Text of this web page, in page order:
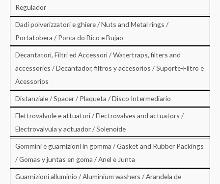
Regulador
Dadi polverizzatori e ghiere / Nuts and Metal rings /
Portatobera / Porca do Bico e Bujao
Decantatori, Filtri ed Accessori / Watertraps, filters and
accessories / Decantador, filtros y accesorios / Suporte-Filtro e
Acessorios
Distanziale / Spacer / Plaqueta / Disco Intermediario
Elettrovalvole e attuatori / Electrovalves and actuators /
Electrovalvula y actuador / Solenoide
Gommini e guarnizioni in gomma / Gasket and Rubber Packings
/ Gomas y juntas en goma / Anel e Junta
Guarnizioni alluminio / Aluminium washers / Arandela de